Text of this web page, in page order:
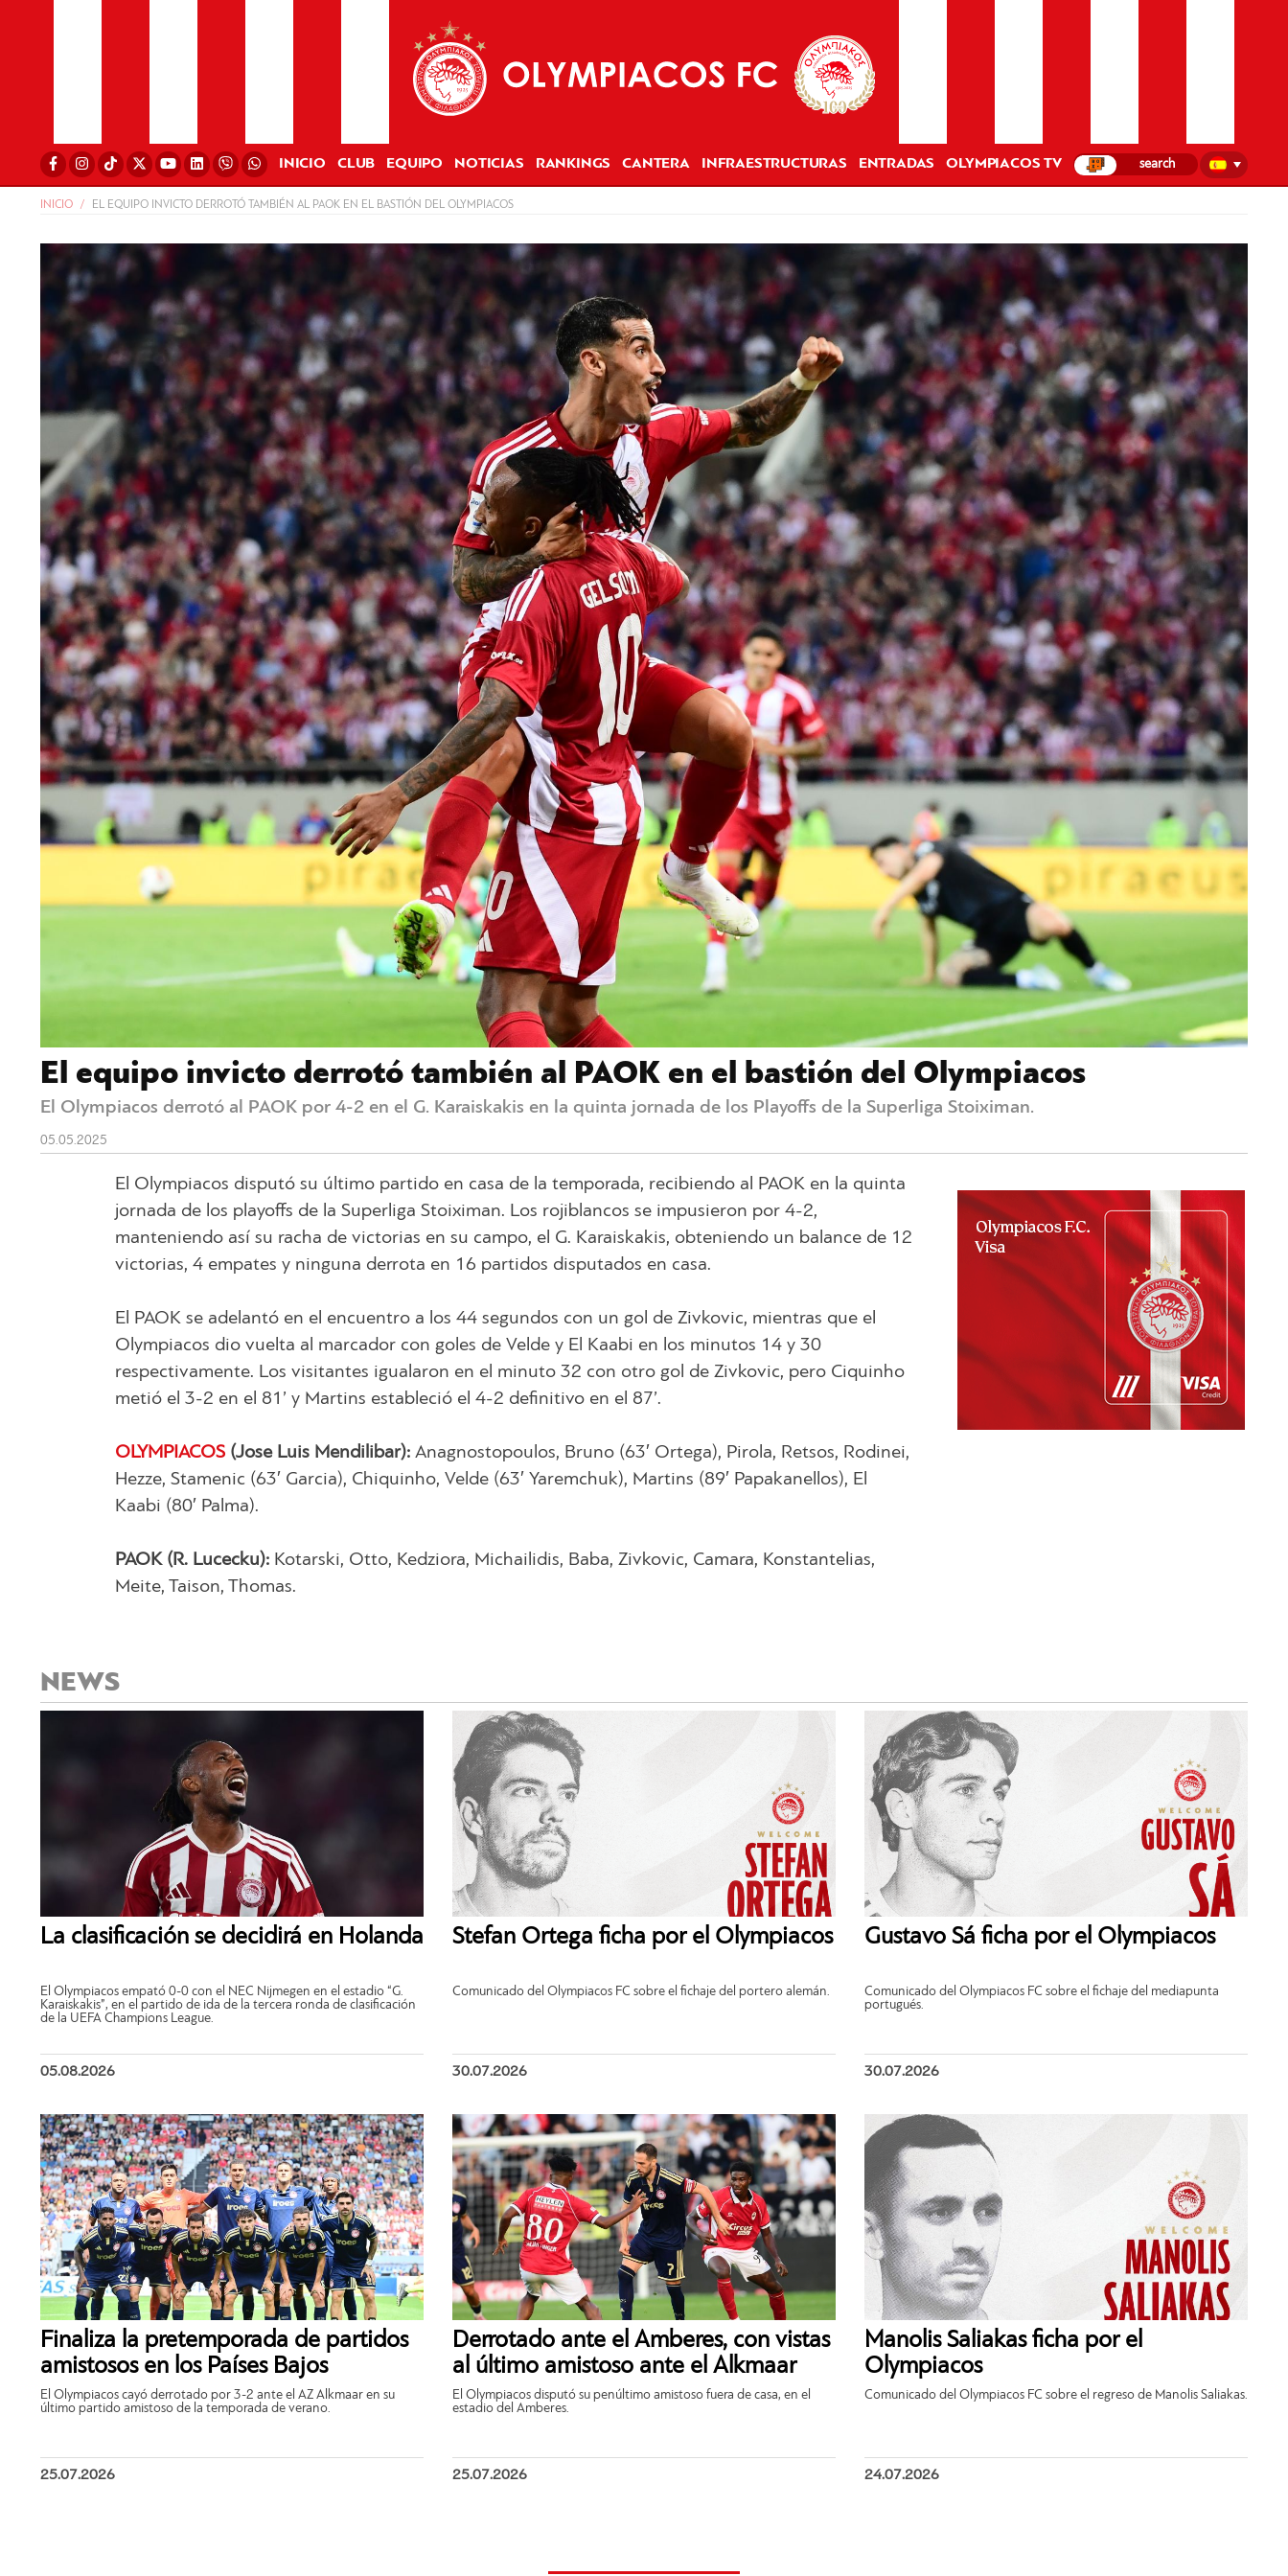
INICIO CLUB EQUIPO NOTICIAS RANKINGS CANTERA INFRAESTRUCTURAS ENTRADAS OLYMPIACOS TV
INICIO EL EQUIPO INVICTO DERROTÓ TAMBIÉN AL PAOK EN EL BASTIÓN DEL OLYMPIACOS
El equipo invicto derrotó también al PAOK en el bastión del Olympiacos
El Olympiacos derrotó al PAOK por 4-2 en el G. Karaiskakis en la quinta jornada de los Playoffs de la Superliga Stoiximan.
05.05.2025
El Olympiacos disputó su último partido en casa de la temporada, recibiendo al PAOK en la quinta
jornada de los playoffs de la Superliga Stoiximan. Los rojiblancos se impusieron por 4-2,
manteniendo así su racha de victorias en su campo, el G. Karaiskakis, obteniendo un balance de 12
victorias, 4 empates y ninguna derrota en 16 partidos disputados en casa.
El PAOK se adelantó en el encuentro a los 44 segundos con un gol de Zivkovic, mientras que el
Olympiacos dio vuelta al marcador con goles de Velde y El Kaabi en los minutos 14 y 30
respectivamente. Los visitantes igualaron en el minuto 32 con otro gol de Zivkovic, pero Ciquinho
metió el 3-2 en el 81’ y Martins estableció el 4-2 definitivo en el 87’.
OLYMPIACOS (Jose Luis Mendilibar): Anagnostopoulos, Bruno (63′ Ortega), Pirola, Retsos, Rodinei,
Hezze, Stamenic (63′ Garcia), Chiquinho, Velde (63′ Yaremchuk), Martins (89′ Papakanellos), El
Kaabi (80′ Palma).
PAOK (R. Lucecku): Kotarski, Otto, Kedziora, Michailidis, Baba, Zivkovic, Camara, Konstantelias,
Meite, Taison, Thomas.
NEWS
La clasificación se decidirá en Holanda
El Olympiacos empató 0-0 con el NEC Nijmegen en el estadio “G.
Karaiskakis”, en el partido de ida de la tercera ronda de clasificación
de la UEFA Champions League.
05.08.2026
Stefan Ortega ficha por el Olympiacos
Comunicado del Olympiacos FC sobre el fichaje del portero alemán.
30.07.2026
Gustavo Sá ficha por el Olympiacos
Comunicado del Olympiacos FC sobre el fichaje del mediapunta
portugués.
30.07.2026
Finaliza la pretemporada de partidos
amistosos en los Países Bajos
El Olympiacos cayó derrotado por 3-2 ante el AZ Alkmaar en su
último partido amistoso de la temporada de verano.
25.07.2026
Derrotado ante el Amberes, con vistas
al último amistoso ante el Alkmaar
El Olympiacos disputó su penúltimo amistoso fuera de casa, en el
estadio del Amberes.
25.07.2026
Manolis Saliakas ficha por el
Olympiacos
Comunicado del Olympiacos FC sobre el regreso de Manolis Saliakas.
24.07.2026